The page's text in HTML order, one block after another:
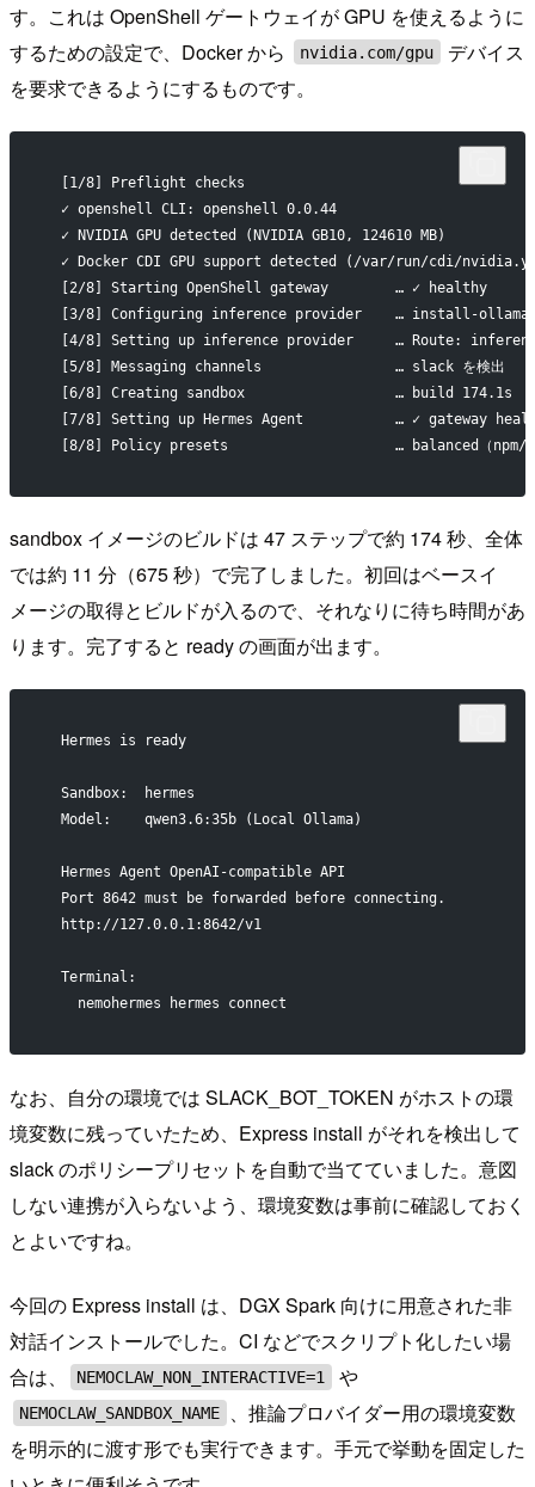
す。これは OpenShell ゲートウェイが GPU を使えるように
するための設定で、Docker から
nvidia.com/gpu
デバイス
を要求できるようにするものです。
  [1/8] Preflight checks
  ✓ openshell CLI: openshell 0.0.44
  ✓ NVIDIA GPU detected (NVIDIA GB10, 124610 MB)
✓ Docker CDI GPU support detected (/var/run/cdi/
  [2/8] Starting OpenShell gateway        … ✓ healthy
[3/8] Configuring inference provider    … install-
[4/8] Setting up inference provider     … Route:
  [5/8] Messaging channels                … slack を検出
  [6/8] Creating sandbox                  … build 174.1s
[7/8] Setting up Hermes Agent           … ✓ gateway
[8/8] Policy presets                    … balanced（
sandbox イメージのビルドは 47 ステップで約 174 秒、全体
では約 11 分（675 秒）で完了しました。初回はベースイ
メージの取得とビルドが入るので、それなりに待ち時間があ
ります。完了すると ready の画面が出ます。
  Hermes is ready
  Sandbox:  hermes
  Model:    qwen3.6:35b (Local Ollama)
  Hermes Agent OpenAI-compatible API
  Port 8642 must be forwarded before connecting.
  http://127.0.0.1:8642/v1
  Terminal:
    nemohermes hermes connect
なお、自分の環境では SLACK_BOT_TOKEN がホストの環
境変数に残っていたため、Express install がそれを検出して
slack のポリシープリセットを自動で当てていました。意図
しない連携が入らないよう、環境変数は事前に確認しておく
とよいですね。
今回の Express install は、DGX Spark 向けに用意された非
対話インストールでした。CI などでスクリプト化したい場
合は、
NEMOCLAW_NON_INTERACTIVE=1 や
NEMOCLAW_SANDBOX_NAME
、推論プロバイダー用の環境変数
を明示的に渡す形でも実行できます。手元で挙動を固定した